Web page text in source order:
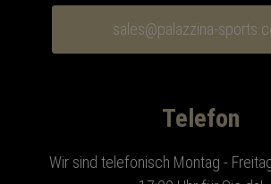
sales@palazzina-
Telefon
Wir sind telefonisch Montag -